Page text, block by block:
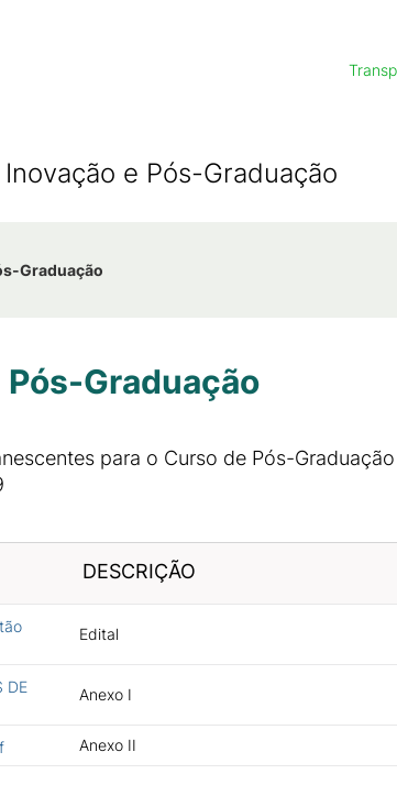
e Pós-Graduação
Graduação
Graduação
para o Curso de Pós-
DESCRIÇÃO
Edital
DE
Anexo I
Anexo II